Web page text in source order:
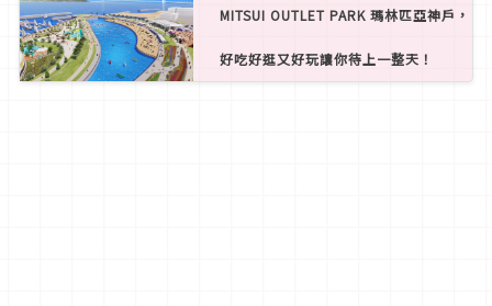
MITSUI OUTLET PARK 瑪林匹亞神戶，
好吃好逛又好玩讓你待上一整天！